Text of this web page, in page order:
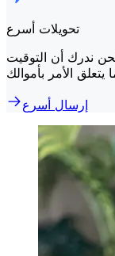
تحويلات أسرع
ندرك أن التوقيت
إرسال أسرع